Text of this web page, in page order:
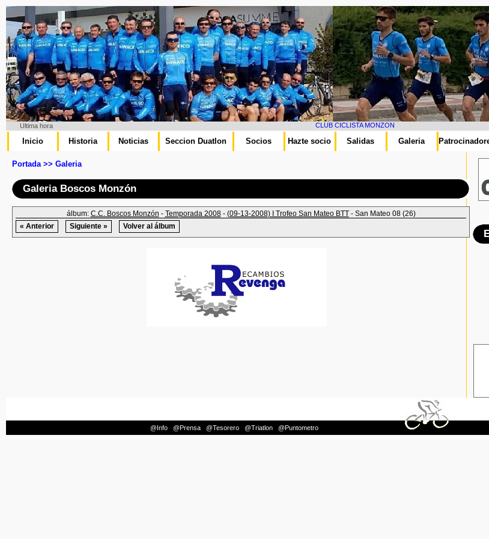
Ultima hora CLUB CICLISTA MONZON
Inicio Historia Noticias Seccion Duatlon Socios Hazte socio Salidas Galeria
Portada >> Galeria
Galeria Boscos Monzón
álbum: C.C. Boscos Monzón - Temporada 2008- (09-13-2008) I Trofeo San Mateo BTT- San Mateo 08 (26)
« Anterior
Siguiente » Volver al álbum
@Info @Prensa @Tesorero @Triatlon @Puntometro